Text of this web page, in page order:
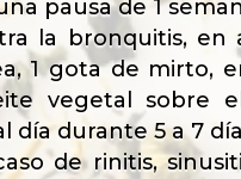
pausa de 1
la bronquitis, en
1 gota de mirto,
vegetal sobre
día durante 5 a 7
de rinitis,